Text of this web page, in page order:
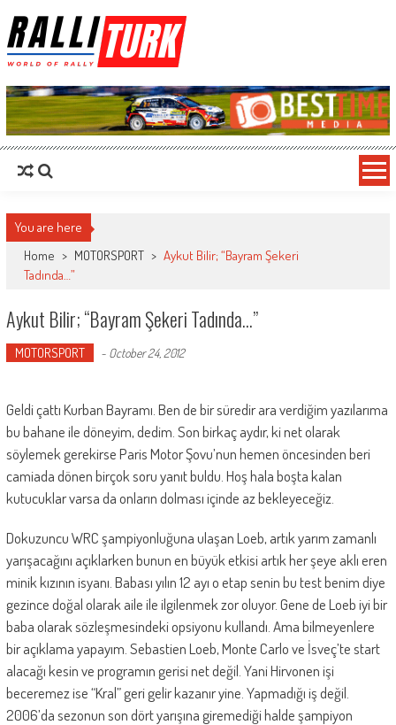
RalliTurk
You are here
Home > MOTORSPORT > Aykut Bilir; “Bayram Şekeri
Tadında…”
Aykut Bilir; “Bayram Şekeri Tadında…”
MOTORSPORT - October 24, 2012
Geldi çattı Kurban Bayramı. Ben de bir süredir ara verdiğim yazılarıma
bu bahane ile döneyim, dedim. Son birkaç aydır, ki net olarak
söylemek gerekirse Paris Motor Şovu’nun hemen öncesinden beri
camiada dönen birçok soru yanıt buldu. Hoş hala boşta kalan
kutucuklar varsa da onların dolması içinde az bekleyeceğiz.
Dokuzuncu WRC şampiyonluğuna ulaşan Loeb, artık yarım zamanlı
yarışacağını açıklarken bunun en büyük etkisi artık her şeye aklı eren
minik kızının isyanı. Babası yılın 12 ayı o etap senin bu test benim diye
gezince doğal olarak aile ile ilgilenmek zor oluyor. Gene de Loeb iyi bir
baba olarak sözleşmesindeki opsiyonu kullandı. Ama bilmeyenlere
bir açıklama yapayım. Sebastien Loeb, Monte Carlo ve İsveç’te start
alacağı kesin ve programın gerisi net değil. Yani Hirvonen işi
beceremez ise “Kral” geri gelir kazanır yine. Yapmadığı iş değil.
2006’da sezonun son dört yarışına giremediği halde şampiyon